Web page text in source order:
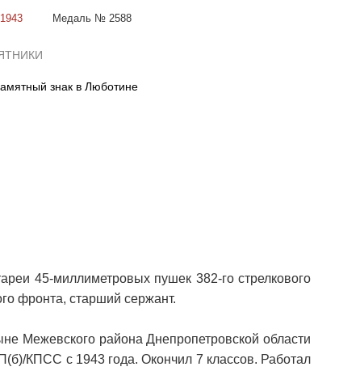
Медаль № 2588
знак в Люботине
45-миллиметровых пушек 382-го стрелкового
фронта, старший сержант.
Межевского района Днепропетровской области
КПСС с 1943 года. Окончил 7 классов. Работал